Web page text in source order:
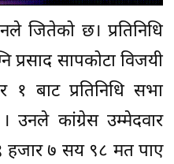
जितेको छ। प्रतिनिधि
प्रसाद सापकोटा विजयी
१ बाट प्रतिनिधि सभा
कांग्रेस उम्मेदवार
हजार ७ सय ९८ मत पाए